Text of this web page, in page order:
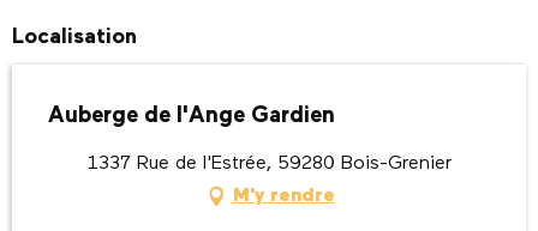
Localisation
Auberge de l'Ange Gardien
1337 Rue de l'Estrée, 59280 Bois-Grenier
M'y rendre